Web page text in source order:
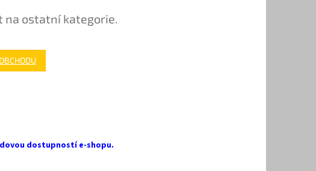
na ostatní kategorie.
dostupností e-shopu.